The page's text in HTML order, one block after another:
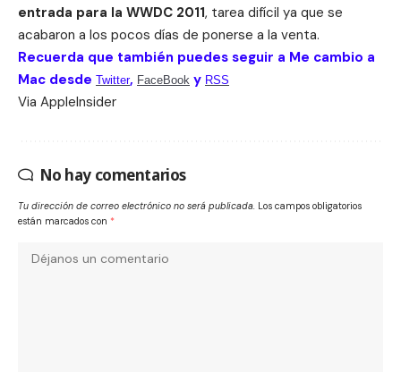
entrada para la WWDC 2011, tarea difícil ya que se
acabaron a los pocos días de ponerse a la venta.
Recuerda que también puedes seguir a Me cambio a
Mac desde Twitter, FaceBook y RSS
Via AppleInsider
No hay comentarios
Tu dirección de correo electrónico no será publicada. Los campos obligatorios
están marcados con *